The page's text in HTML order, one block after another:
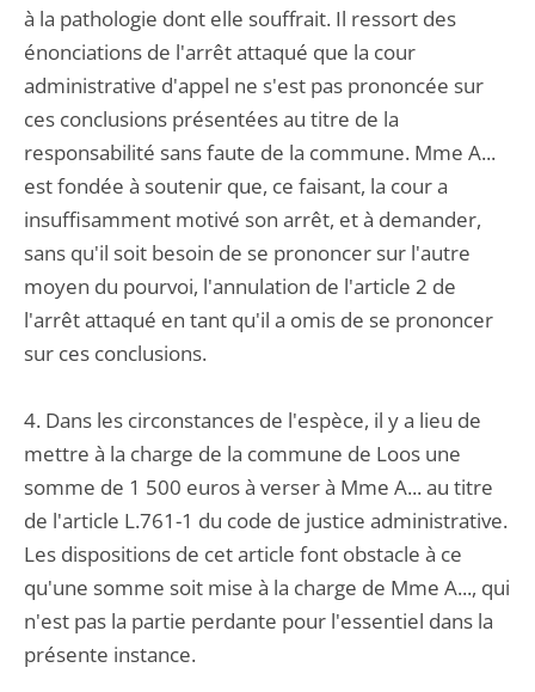
à la pathologie dont elle souffrait. Il ressort des
énonciations de l'arrêt attaqué que la cour
administrative d'appel ne s'est pas prononcée sur
ces conclusions présentées au titre de la
responsabilité sans faute de la commune. Mme A...
est fondée à soutenir que, ce faisant, la cour a
insuffisamment motivé son arrêt, et à demander,
sans qu'il soit besoin de se prononcer sur l'autre
moyen du pourvoi, l'annulation de l'article 2 de
l'arrêt attaqué en tant qu'il a omis de se prononcer
sur ces conclusions.
4. Dans les circonstances de l'espèce, il y a lieu de
mettre à la charge de la commune de Loos une
somme de 1 500 euros à verser à Mme A... au titre
de l'article L.761-1 du code de justice administrative.
Les dispositions de cet article font obstacle à ce
qu'une somme soit mise à la charge de Mme A..., qui
n'est pas la partie perdante pour l'essentiel dans la
présente instance.